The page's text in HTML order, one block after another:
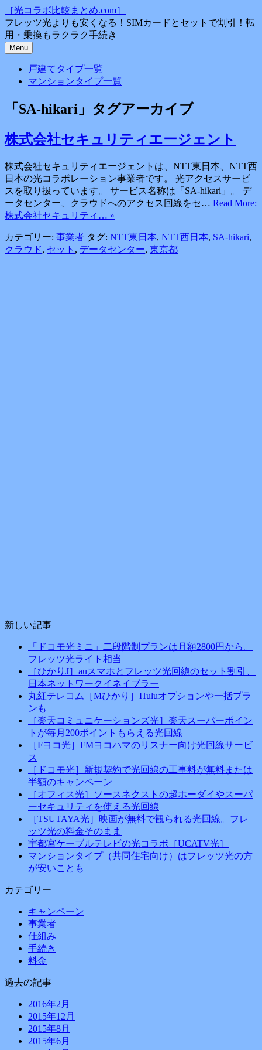
コ
ン
テ
ン
ッ
［光コラボ比較まとめ.com］
フレッツ光よりも安くなる！SIMカードとセットで割引！転
用・乗換もラクラク手続き
Menu
戸建てタイプ一覧
マンションタイプ一覧
「 SA-hikari 」タグアーカイブ
株式会社セキュリティエージェント
株式会社セキュリティエージェントは、NTT東日本、NTT西
日本の光コラボレーション事業者です。 光アクセスサービ
スを取り扱っています。 サービス名称は「SA-hikari」。 デ
ータセンター、クラウドへのアクセス回線をセ… Read More:
株式会社セキュリティ… »
カテゴリー: 事業者 タグ: NTT東日本, NTT西日本, SA-hikari,
クラウド, セット , データセンター, 東京都
新しい記事
「ドコモ光ミニ」二段階制プランは月額2800円から。
フレッツ光ライト相当
［ひかりJ］auスマホとフレッツ光回線のセット割引、
日本ネットワークイネイブラー
丸紅テレコム［Mひかり］Huluオプションや一括プラ
ンも
［楽天コミュニケーションズ光］楽天スーパーポイン
トが毎月200ポイントもらえる光回線
［Fヨコ光］FMヨコハマのリスナー向け光回線サービ
ス
［ドコモ光］新規契約で光回線の工事料が無料または
半額のキャンペーン
［オフィス光］ソースネクストの超ホーダイやスーパ
ーセキュリティを使える光回線
［TSUTAYA光］映画が無料で観られる光回線。フレ
ッツ光の料金そのまま
宇都宮ケーブルテレビの光コラボ［UCATV光］
マンションタイプ（共同住宅向け）はフレッツ光の方
が安いことも
カテゴリー
キャンペーン
事業者
仕組み
手続き
料金
過去の記事
2016年2月
2015年12月
2015年8月
2015年6月